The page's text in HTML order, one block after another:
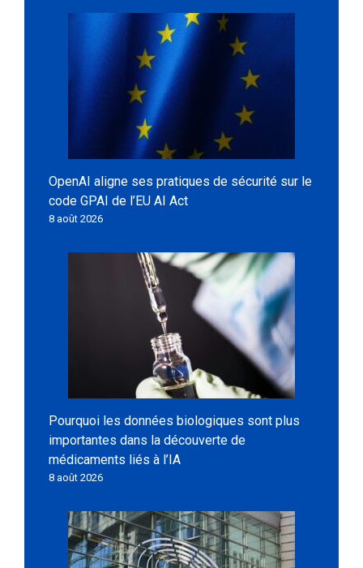
OpenAI aligne ses pratiques de sécurité sur le
code GPAI de l’EU AI Act
8 août 2026
Pourquoi les données biologiques sont plus
importantes dans la découverte de
médicaments liés à l’IA
8 août 2026